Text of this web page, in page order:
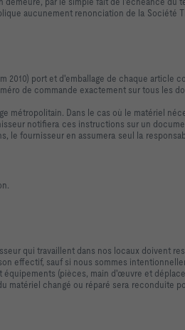
aucunement renonciation de la Société
2010) port et d'emballage de chaque article
de commande exactement sur tous les
métropolitain. Dans le cas où le matériel
notifiera ces instructions sur un
le fournisseur en assumera seul la
qui travaillent dans nos locaux doivent
effectif, sauf si nous sommes
équipements (pièces, main d'œuvre et
matériel changé ou réparé sera